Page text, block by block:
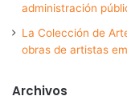
administración
La Colección de
obras de artistas
Archivos